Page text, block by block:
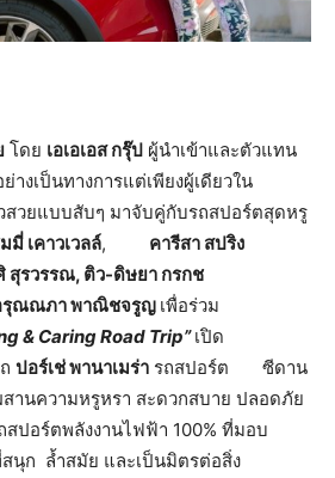
โดย เอเอเอส กรุ๊ป ผู้นำเข้าและตัวแทน
างเป็นทางการแต่เพียงผู้เดียวใน
สวยแบบสับๆ มาจับคู่กับรถสปอร์ตสุดหรู
มี่ เคาวเวลล์, คารีสา สปริง
รวรรณ, ติว-ดิษยา กรกช
ณณภา พาณิชจรูญ เพื่อร่วม
& Caring Road Trip” เปิด
ปอร์เช่ พานาเมร่า รถสปอร์ต ซีดาน
านความหรูหรา สะดวกสบาย ปลอดภัย
ปอร์ตพลังงานไฟฟ้า 100% ที่มอบ
นุก ล้ำสมัย และเป็นมิตรต่อสิ่ง